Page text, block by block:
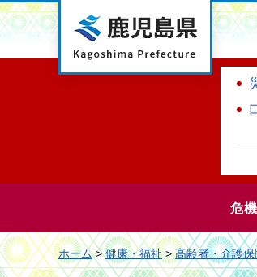
鹿児島県
危
ホーム>健康・福祉>高齢者・介護保